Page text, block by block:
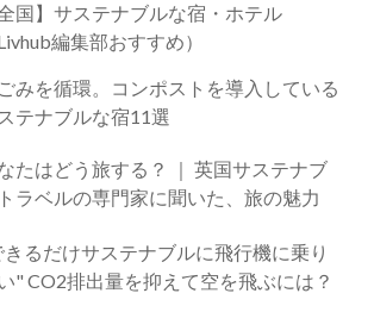
全国】サステナブルな宿・ホテル
Livhub編集部おすすめ）
みを循環。コンポストを導入している
テナブルな宿11選
はどう旅する？ ｜ 英国サステナブ
ラベルの専門家に聞いた、旅の魅力
きるだけサステナブルに飛行機に乗り
" CO2排出量を抑えて空を飛ぶには？